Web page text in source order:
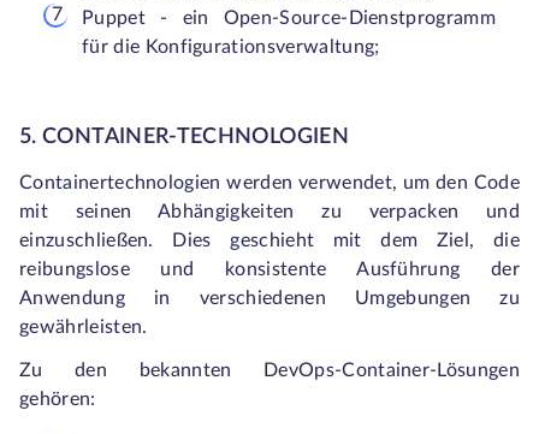
Puppet - ein Open-Source-Dienstprogramm
für die Konfigurationsverwaltung;
5. CONTAINER-TECHNOLOGIEN
Containertechnologien werden verwendet, um den Code
mit seinen Abhängigkeiten zu verpacken und
einzuschließen. Dies geschieht mit dem Ziel, die
reibungslose und konsistente Ausführung der
Anwendung in verschiedenen Umgebungen zu
gewährleisten.
Zu den bekannten DevOps-Container-Lösungen
gehören: